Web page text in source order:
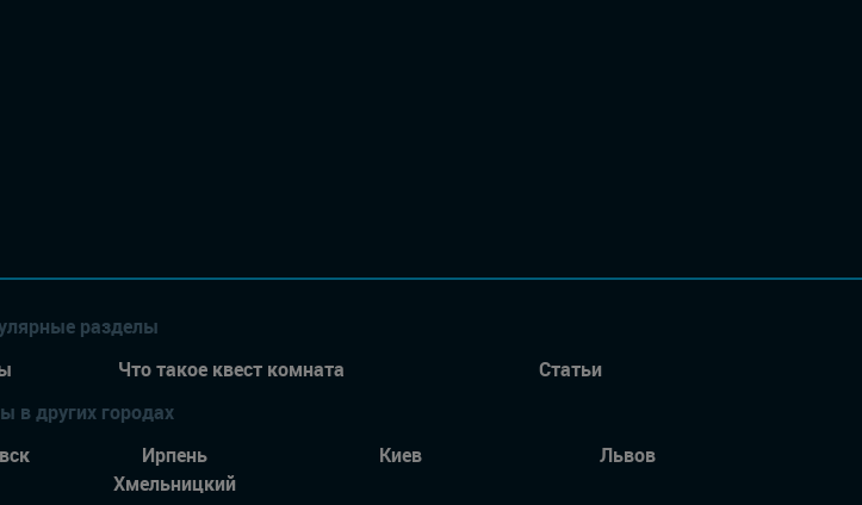
разделы
Что такое квест комната
Статьи
в других городах
Ирпень Киев
Львов
Хмельницкий